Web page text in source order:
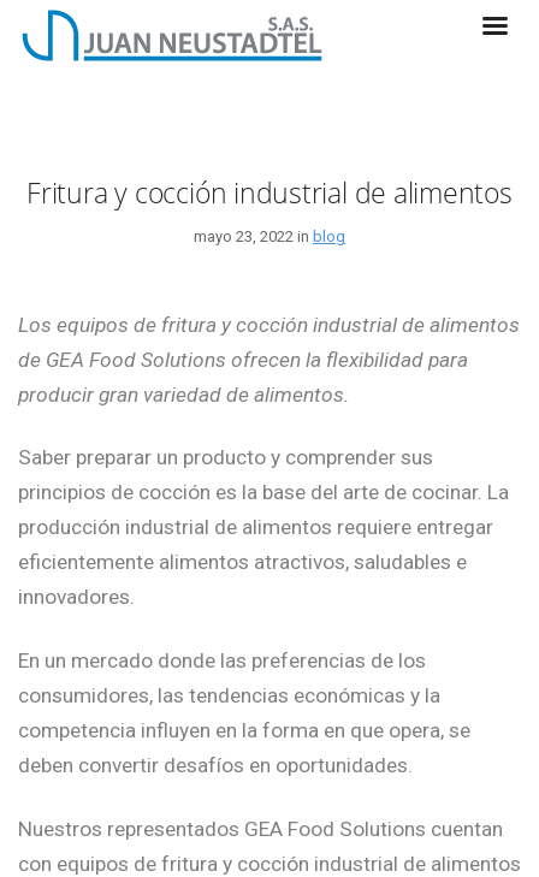
Fritura y cocción industrial de alimentos
mayo 23, 2022 in blog
Los equipos de fritura y cocción industrial de alimentos
de GEA Food Solutions ofrecen la flexibilidad para
producir gran variedad de alimentos.
Saber preparar un producto y comprender sus
principios de cocción es la base del arte de cocinar. La
producción industrial de alimentos requiere entregar
eficientemente alimentos atractivos, saludables e
innovadores.
En un mercado donde las preferencias de los
consumidores, las tendencias económicas y la
competencia influyen en la forma en que opera, se
deben convertir desafíos en oportunidades.
Nuestros representados GEA Food Solutions cuentan
con equipos de fritura y cocción industrial de alimentos